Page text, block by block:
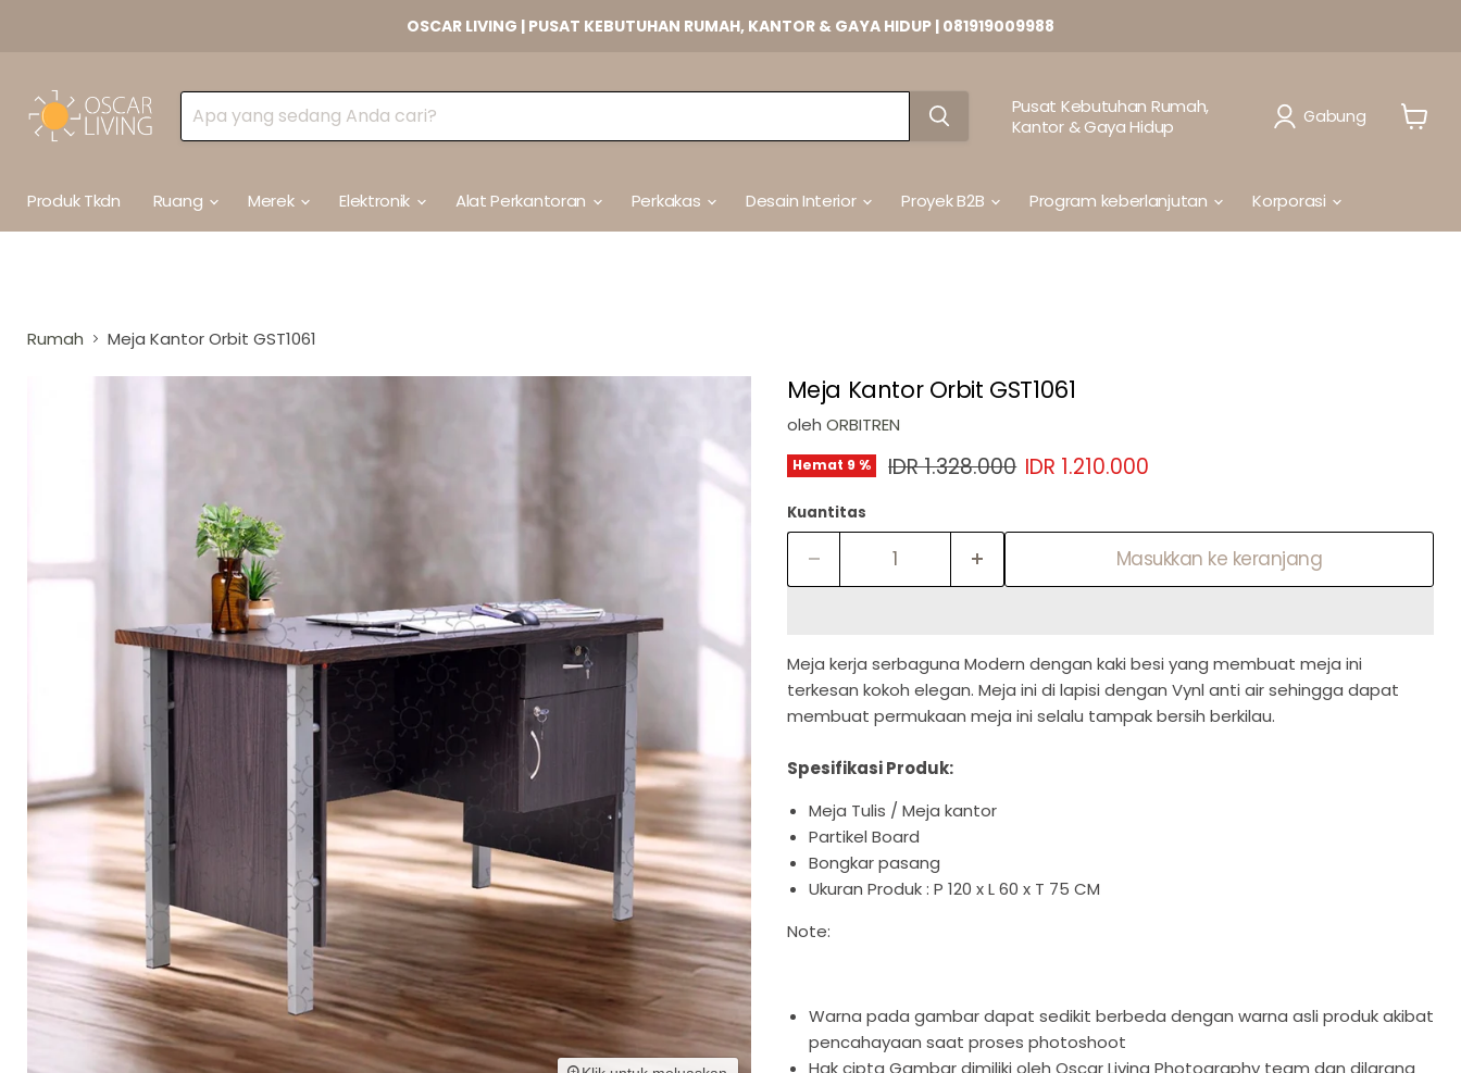
OSCAR LIVING | PUSAT KEBUTUHAN RUMAH, KANTOR & GAYA HIDUP | 081919009988
Pusat Kebutuhan Rumah,
Kantor & Gaya Hidup
Gabung
Produk Tkdn
Ruang Merek Elektronik Alat Perkantoran Perkakas Desain Interior Proyek B2B Program keberlanjutan Korporasi
Rumah Meja Kantor Orbit GST1061
Meja Kantor Orbit GST1061
oleh ORBITREN
Hemat 9% Harga asli
IDR 1.328.000 Harga sekarang
IDR 1.210.000
Kuantitas
Masukkan ke keranjang
Meja kerja serbaguna Modern dengan kaki besi yang membuat meja ini
terkesan kokoh elegan. Meja ini di lapisi dengan Vynl anti air sehingga dapat
membuat permukaan meja ini selalu tampak bersih berkilau.
Spesifikasi Produk:
Meja Tulis / Meja kantor
Partikel Board
Bongkar pasang
Ukuran Produk : P 120 x L 60 x T 75 CM
Note:
Warna pada gambar dapat sedikit berbeda dengan warna asli produk akibat
pencahayaan saat proses photoshoot
Hak cipta Gambar dimiliki oleh Oscar Living Photography team dan dilarang